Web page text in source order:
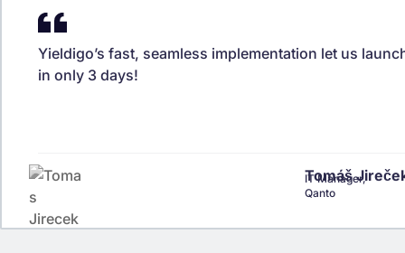
Yieldigo’s fast, seamless implementation let us
in only 3 days!
Tomáš
IT Manager,
Qanto